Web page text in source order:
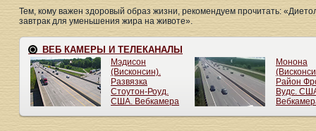
Тем, кому важен здоровый образ жизни, рекомендуем прочитать:
завтрак для уменьшения жира на животе».